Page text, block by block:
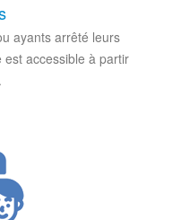
ayants arrêté leurs
accessible à partir